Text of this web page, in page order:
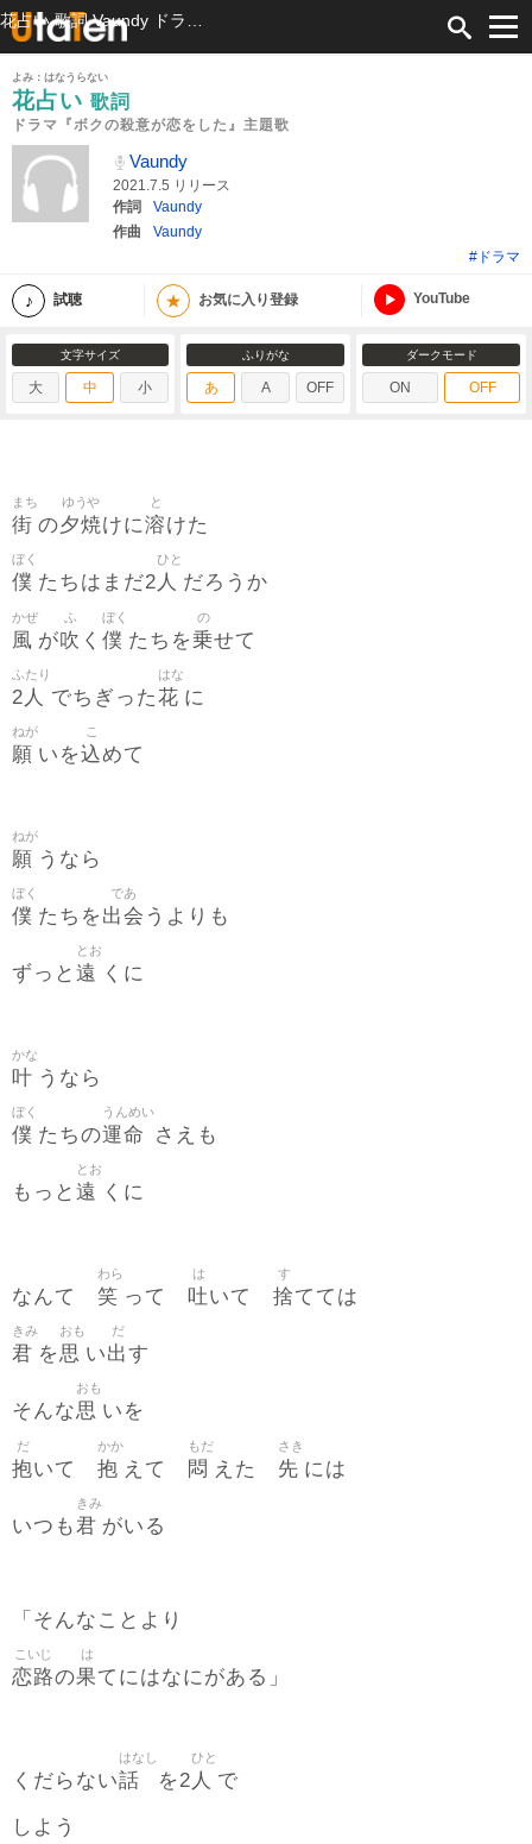
よみ：はなうらない
花占い 歌詞
ドラマ『ボクの殺意が恋をした』主題歌
Vaundy
2021.7.5 リリース
作詞
Vaundy
作曲
Vaundy
#ドラマ
試聴 ★ お気に入り登録 YouTube
文字サイズ
大 中 小
ふりがな
あ A OFF
ダークモード
ON OFF
街
まち
の夕焼
ゆうや
けに溶
と
けた
僕
ぼく
たちはまだ2 人
ひと
だろうか
風
かぜ
が吹
ふ
く 僕
ぼく
たちを乗
の
せて
2人
ふたり
でちぎった花
はな
に
願
ねが
いを込
こ
めて
願
ねが
うなら
僕
ぼく
たちを出会
であ
うよりも
ずっと 遠
とお
くに
叶
かな
うなら
僕
ぼく
たちの運命
うんめい
さえも
もっと 遠
とお
くに
なんて 笑
わら
って 吐
は
いて 捨
す
てては
君
きみ
を思
おも
い出
だ
す
そんな思
おも
いを
抱
だ
いて 抱
かか
えて 悶
もだ
えた 先
さき
には
いつも君
きみ
がいる
「そんなことより
恋路
こいじ
の果
は
てにはなにがある」
くだらない話
はなし
を2 人
ひと
で
しよう